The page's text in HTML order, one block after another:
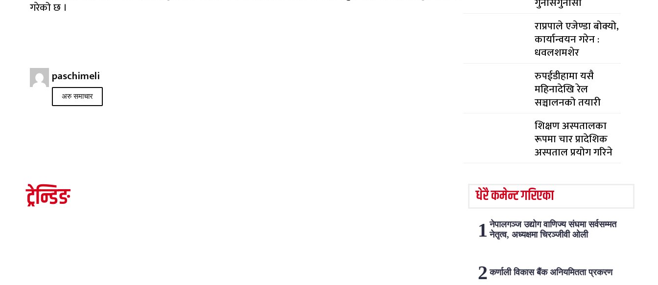
गरेको छ ।
paschimeli
अरु समाचार
राप्रपाले एजेण्डा बोक्यो,
कार्यान्वयन गरेन :
धवलशमशेर
रुपईडीहामा यसै
महिनादेखि रेल
सञ्चालनको तयारी
शिक्षण अस्पतालका
रूपमा चार प्रादेशिक
अस्पताल प्रयोग गरिने
ट्रेन्डिङ धेरै कमेन्ट गरिएका
नेपालगञ्ज उद्योग वाणिज्य संघमा सर्वसम्मत
नेतृत्व, अध्यक्षमा चिरञ्जीवी ओली
कर्णाली विकास बैंक अनियमितता प्रकरण